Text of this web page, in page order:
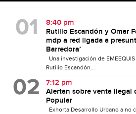
8:40 pm
Rutilio Escandón y Omar
mdp a red ligada a
Barredora’
Una investigación de
Rutilio Escandón...
7:12 pm
Alertan sobre venta ilegal
Popular
Exhorta Desarrollo Urbano a no